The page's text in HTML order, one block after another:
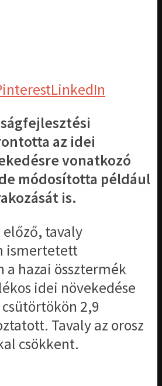
LinkedIn
az idei
vonatkozó
módosította például
is.
tavaly
ismertetett
a hazai össztermék
idei növekedése
2,9
Tavaly az orosz
csökkent.